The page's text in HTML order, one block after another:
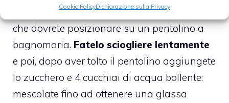
Cookie PolicyDichiarazione sulla Privacy
mettetelo in una ciotola resistente al calore
che dovrete posizionare su un pentolino a
bagnomaria. Fatelo sciogliere lentamente
e poi, dopo aver tolto il pentolino aggiungete
lo zucchero e 4 cucchiai di acqua bollente:
mescolate fino ad ottenere una glassa